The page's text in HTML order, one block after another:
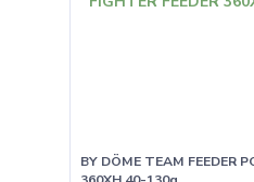
BY DÖME TEAM FEEDER